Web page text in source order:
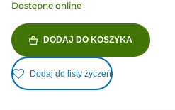
Dostępne online
DODAJ DO KOSZYKA
Dodaj do listy życzeń